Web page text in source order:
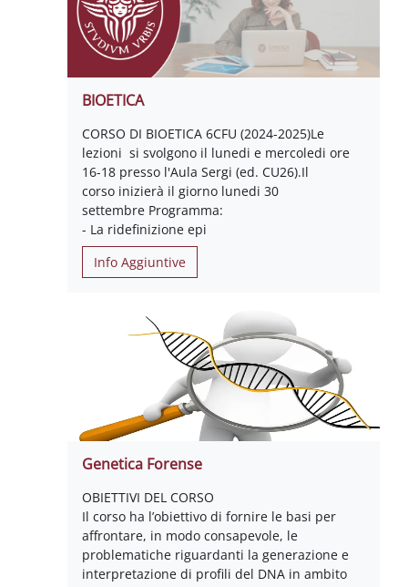
BIOETICA
CORSO DI BIOETICA 6CFU (2024-2025)Le
lezioni si svolgono il lunedi e mercoledi ore
16-18 presso l'Aula Sergi (ed. CU26).Il
corso inizierà il giorno lunedi 30
settembre Programma:
- La ridefinizione epi
Info Aggiuntive
Genetica Forense
OBIETTIVI DEL CORSO
Il corso ha l’obiettivo di fornire le basi per
affrontare, in modo consapevole, le
problematiche riguardanti la generazione e
interpretazione di profili del DNA in ambito